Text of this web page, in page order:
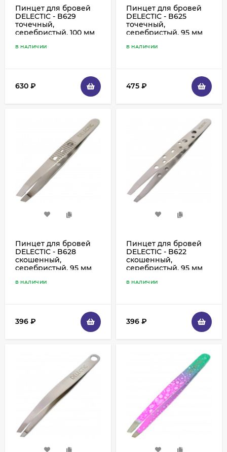
Пинцет для бровей
DELECTIC - B629
точечный,
серебристый, 100 мм
В НАЛИЧИИ
630 ₽
Пинцет для бровей
DELECTIC - B625
точечный,
серебристый, 95 мм
В НАЛИЧИИ
475 ₽
Пинцет для бровей
DELECTIC - B628
скошенный,
серебристый, 95 мм
В НАЛИЧИИ
396 ₽
Пинцет для бровей
DELECTIC - B622
скошенный,
серебристый, 95 мм
В НАЛИЧИИ
396 ₽